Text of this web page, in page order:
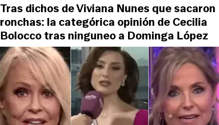
Tras dichos de Viviana Nunes que sacaron
ronchas: la categórica opinión de Cecilia
Bolocco tras ninguneo a Dominga López